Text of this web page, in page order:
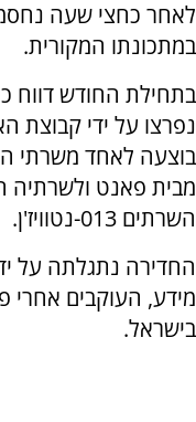
לאחר כחצי שעה
במתכונתו המקורית.
נפרצו על ידי קבוצת
מבית פאנט ולשרתיה
השרתים 013-נטוויז'ן.
החדירה נתגלתה על
מידע, העוקבים אחרי
בישראל.